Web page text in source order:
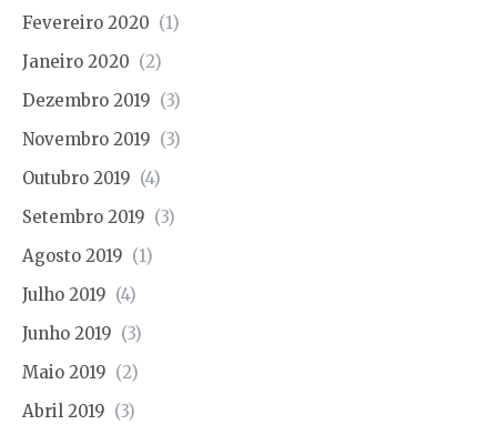
Fevereiro 2020 (1)
Janeiro 2020 (2)
Dezembro 2019 (3)
Novembro 2019 (3)
Outubro 2019 (4)
Setembro 2019 (3)
Agosto 2019 (1)
Julho 2019 (4)
Junho 2019 (3)
Maio 2019 (2)
Abril 2019 (3)